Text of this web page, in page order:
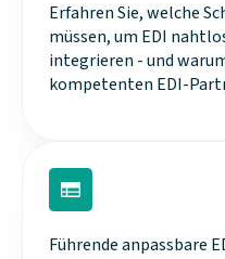
Erfahren Sie, welche
müssen, um EDI
integrieren - und
kompetenten EDI-
Führende anpassbare